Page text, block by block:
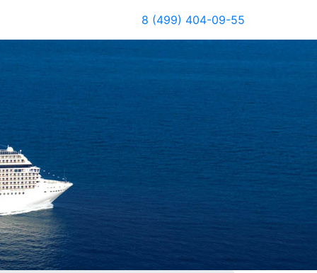
8 (499) 404-09-55